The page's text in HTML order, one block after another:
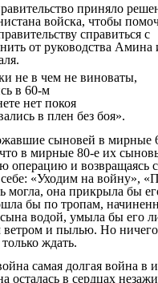
приняло
войска, чтобы
справиться с
от руководства Амина
не в чем не виноваты,
в 60-м
нет покоя
в плен без боя».
сыновей в мирные
в мирные 80-е их
операцию и возвращаясь
«Уходим на войну»,
она прикрыла бы
бы по тропам,
водой, умыла бы его
и пылью. Но ничего
ждать.
самая долгая война в
осталась в сердцах